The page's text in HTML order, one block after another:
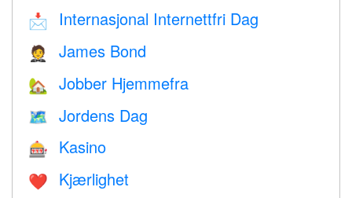
📩 Internasjonal Internettfri Dag
🤵 James Bond
🏡 Jobber Hjemmefra
🗺️ Jordens Dag
🎰 Kasino
❤️️ Kjærlighet